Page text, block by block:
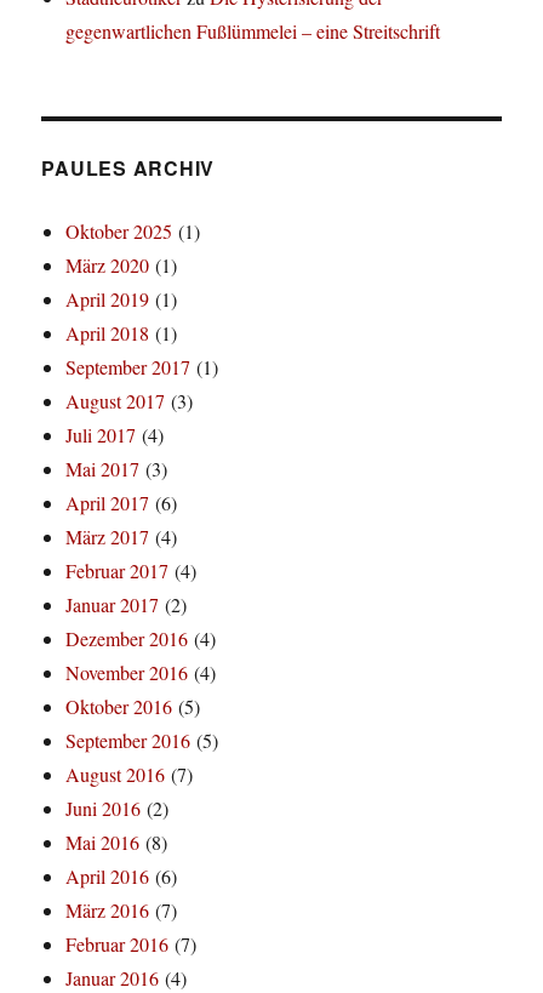
gegenwartlichen Fußlümmelei – eine Streitschrift
PAULES ARCHIV
Oktober 2025 (1)
März 2020 (1)
April 2019 (1)
April 2018 (1)
September 2017 (1)
August 2017 (3)
Juli 2017 (4)
Mai 2017 (3)
April 2017 (6)
März 2017 (4)
Februar 2017 (4)
Januar 2017 (2)
Dezember 2016 (4)
November 2016 (4)
Oktober 2016 (5)
September 2016 (5)
August 2016 (7)
Juni 2016 (2)
Mai 2016 (8)
April 2016 (6)
März 2016 (7)
Februar 2016 (7)
Januar 2016 (4)